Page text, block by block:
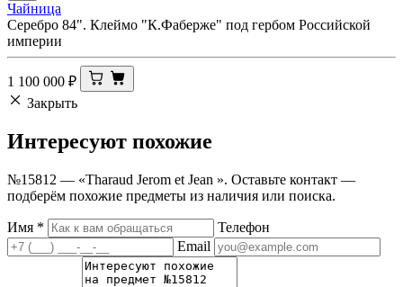
Чайница
Серебро 84". Клеймо "К.Фаберже" под гербом Российской
империи
1 100 000 ₽
Закрыть
Интересуют похожие
№15812 — «Tharaud Jerom et Jean ». Оставьте контакт —
подберём похожие предметы из наличия или поиска.
Имя *
Телефон
Email